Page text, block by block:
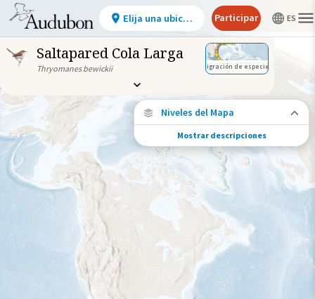
Saltapared Cola Larga
Thryomanes bewickii Migración de especies
Niveles del Mapa
Conexiones de especies
Elija cualquier ubicación en el mapa para
ver dónde más se han vuelto a encontrar
aves marcadas de esta especie.
Ubicaciones con disponibilidad
Ubicaciones conectadas
Gama de especies por estación
Gama de verano
Mostrar descripciones
Elija una ubicación Participar